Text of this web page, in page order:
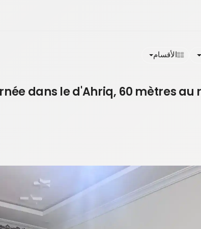
الأقسام
dans le d'Ahriq, 60 mètres